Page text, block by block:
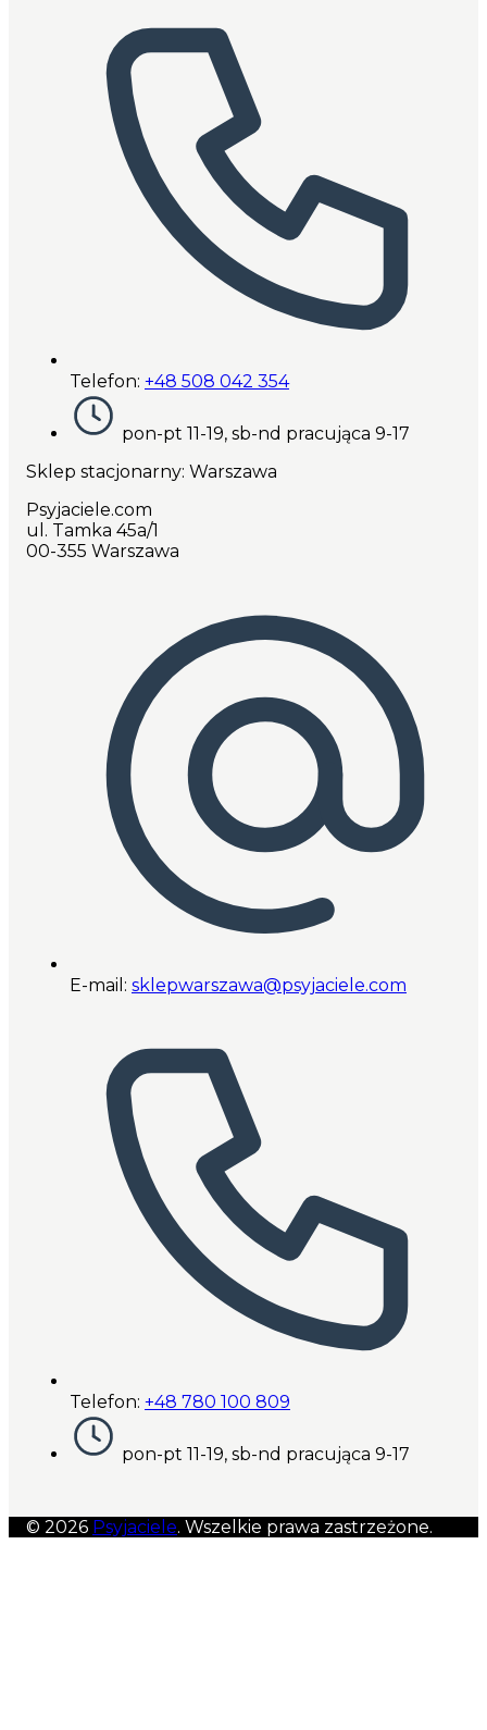
Telefon: +48 508 042 354
pon-pt 11-19, sb-nd pracująca 9-17
Sklep stacjonarny: Warszawa
Psyjaciele.com
ul. Tamka 45a/1
00-355 Warszawa
E-mail: sklepwarszawa@psyjaciele.com
Telefon: +48 780 100 809
pon-pt 11-19, sb-nd pracująca 9-17
© 2026 Psyjaciele. Wszelkie prawa zastrzeżone.